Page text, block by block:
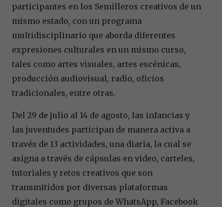
participantes en los Semilleros creativos de un
mismo estado, con un programa
multidisciplinario que aborda diferentes
expresiones culturales en un mismo curso,
tales como artes visuales, artes escénicas,
producción audiovisual, radio, oficios
tradicionales, entre otras.
Del 29 de julio al 14 de agosto, las infancias y
las juventudes participan de manera activa a
través de 13 actividades, una diaria, la cual se
asigna a través de cápsulas en video, carteles,
tutoriales y retos creativos que son
transmitidos por diversas plataformas
digitales como grupos de WhatsApp, Facebook